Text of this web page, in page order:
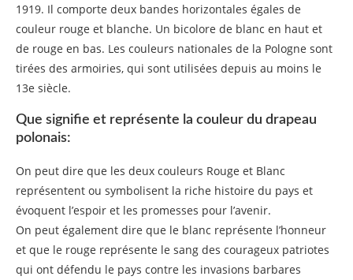
1919. Il comporte deux bandes horizontales égales de
couleur rouge et blanche. Un bicolore de blanc en haut et
de rouge en bas. Les couleurs nationales de la Pologne sont
tirées des armoiries, qui sont utilisées depuis au moins le
13e siècle.
Que signifie et représente la couleur du drapeau
polonais:
On peut dire que les deux couleurs Rouge et Blanc
représentent ou symbolisent la riche histoire du pays et
évoquent l’espoir et les promesses pour l’avenir.
On peut également dire que le blanc représente l’honneur
et que le rouge représente le sang des courageux patriotes
qui ont défendu le pays contre les invasions barbares